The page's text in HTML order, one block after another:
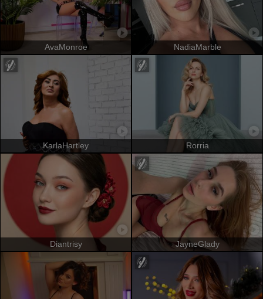
AvaMonroe NadiaMarble
KarlaHartley Rorria
Diantrisy JayneGlady